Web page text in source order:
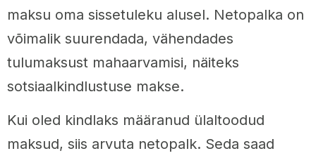
maksu oma sissetuleku alusel. Netopalka on
võimalik suurendada, vähendades
tulumaksust mahaarvamisi, näiteks
sotsiaalkindlustuse makse.
Kui oled kindlaks määranud ülaltoodud
maksud, siis arvuta netopalk. Seda saad